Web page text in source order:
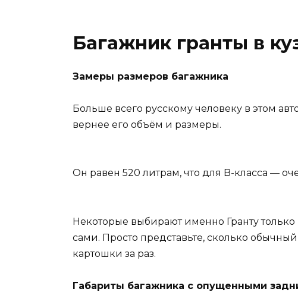
Багажник гранты в
Замеры размеров багажника
Больше всего русскому человеку в этом
вернее его объём и размеры.
Он равен 520 литрам, что для B-класса —
Некоторые выбирают именно Гранту
сами. Просто представьте, сколько
картошки за раз.
Габариты багажника с опущенными